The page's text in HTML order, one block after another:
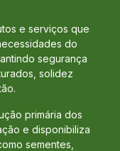
e serviços que
do
segurança
solidez
primária dos
e disponibiliza
sementes,